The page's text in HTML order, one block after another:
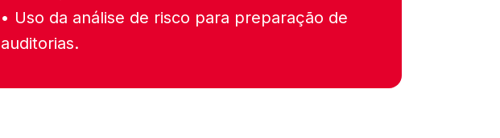
• Uso da análise de risco para preparação de
auditorias.